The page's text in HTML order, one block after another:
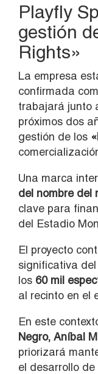
Playfly
gestión
Rights»
La empresa
confirmada
trabajará junto
próximos dos
gestión de los
Una marca
del nombre del
clave para
del Estadio
El proyecto
significativa
los 60 mil
al recinto en el
En este
Negro, Aníbal
priorizará
el desarrollo